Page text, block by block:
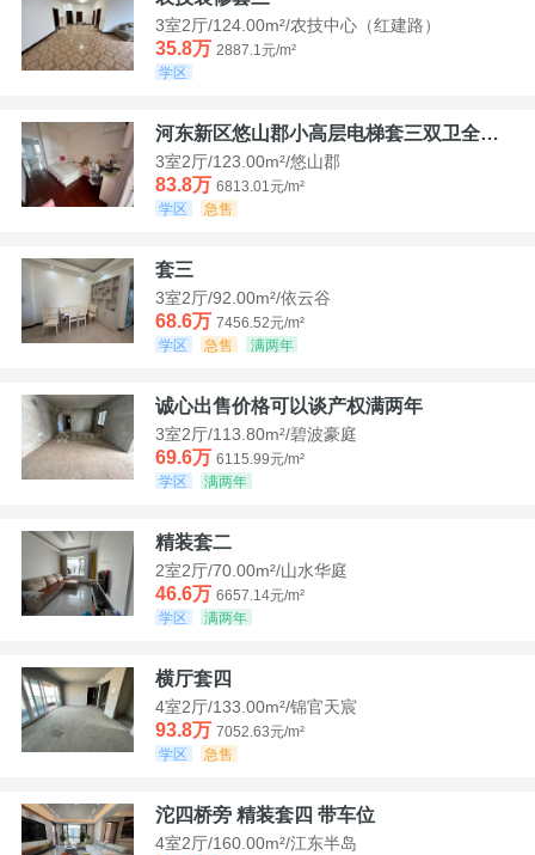
3室2厅/124.00m²/农技中心（红建路）
35.8万 2887.1元/m²
学区
河东新区悠山郡小高层电梯套三双卫全装带家具家电
3室2厅/123.00m²/悠山郡
83.8万 6813.01元/m²
学区
急售
套三
3室2厅/92.00m²/依云谷
68.6万 7456.52元/m²
学区
急售 满两年
诚心出售价格可以谈产权满两年
3室2厅/113.80m²/碧波豪庭
69.6万 6115.99元/m²
学区
满两年
精装套二
2室2厅/70.00m²/山水华庭
46.6万 6657.14元/m²
学区
满两年
横厅套四
4室2厅/133.00m²/锦官天宸
93.8万 7052.63元/m²
学区
急售
沱四桥旁 精装套四 带车位
4室2厅/160.00m²/江东半岛